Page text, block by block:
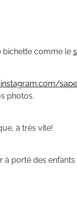
bichette comme le
photos.
à très vite!
à porté des